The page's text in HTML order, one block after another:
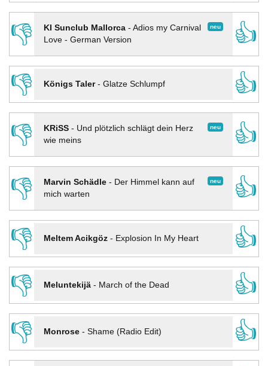
👎
neu
KI Sunclub Mallorca- Adios my Carnival
Love - German Version
👍
👎
Königs Taler- Glatze Schlumpf
👍
👎
neu
KRiSS- Und plötzlich schlägt dein Herz
wie meins
👍
👎 neu
Marvin Schädle- Der Himmel kann auf
mich warten
👍
👎
Meltem Acikgöz- Explosion In My Heart
👍
👎
Meluntekijä- March of the Dead
👍
👎
Monrose- Shame (Radio Edit)
👍